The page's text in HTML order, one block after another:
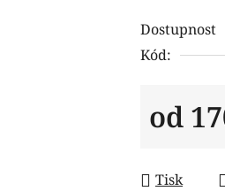
z
5
hvězdiček.
Dostupnost
Kód:
od
Tisk